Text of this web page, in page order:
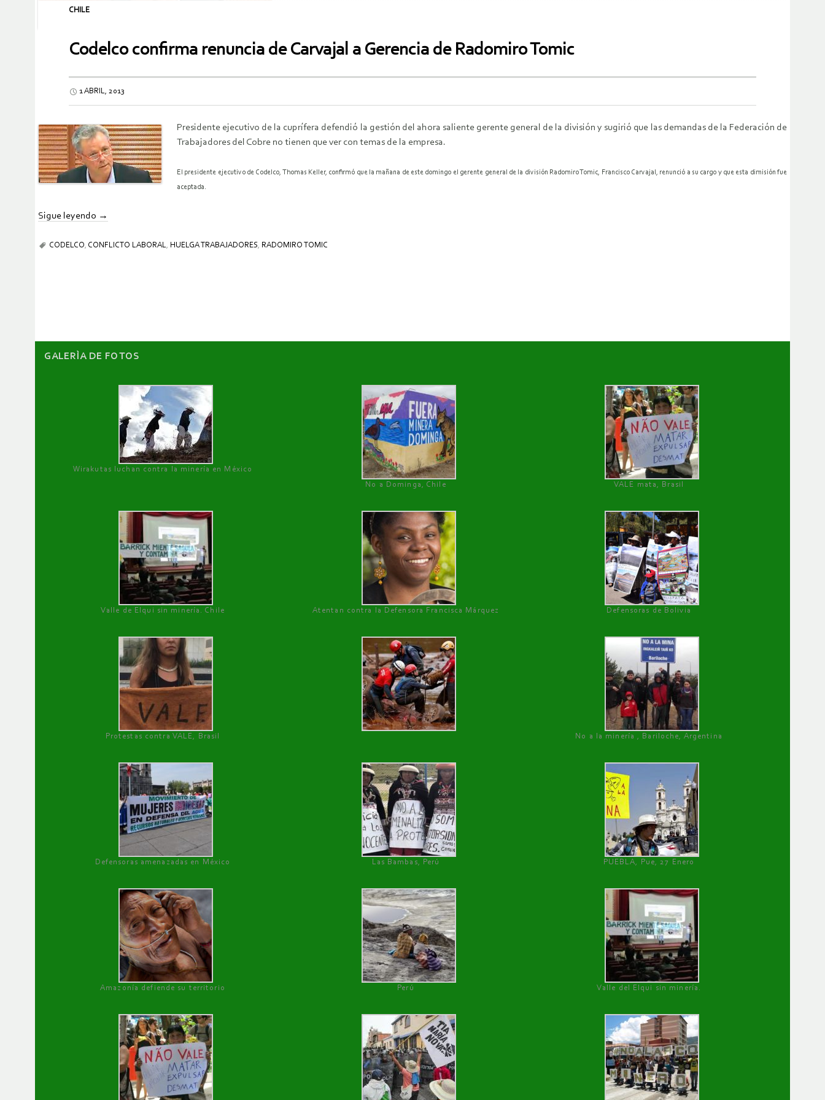
CHILE
Codelco confirma renuncia de Carvajal a Gerencia de Radomiro Tomic
1 ABRIL, 2013
Presidente ejecutivo de la cuprífera defendió la gestión del ahora saliente gerente general de la división y sugirió que las demandas de la Federación de
Trabajadores del Cobre no tienen que ver con temas de la empresa.
El presidente ejecutivo de Codelco, Thomas Keller, confirmó que la mañana de este domingo el gerente general de la división Radomiro Tomic, Francisco Carvajal, renunció a su cargo y que esta dimisión fue
aceptada.
Sigue leyendo →
CODELCO, CONFLICTO LABORAL, HUELGA TRABAJADORES, RADOMIRO TOMIC
GALERÌA DE FOTOS
Wirakutas luchan contra la minería en México
No a Dominga, Chile
VALE mata, Brasil
Valle de Elqui sin minería. Chile Atentan contra la Defensora Francisca Márquez Defensoras de Bolivia
Protestas contra VALE, Brasil No a la minería , Bariloche, Argentina
Defensoras amenazadas en México Las Bambas, Perú PUEBLA, Pue, 27 Enero
Amazonía defiende su territorio Perú Valle del Elqui sin minería.